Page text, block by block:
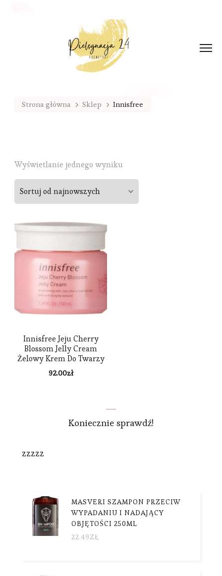
Strona główna Sklep Innisfree
Wyświetlanie jednego wyniku
Innisfree Jeju Cherry
Blossom Jelly Cream
Żelowy Krem Do Twarzy
50 ml
92.00zł
Koniecznie sprawdź!
zzzzz
MASVERI SZAMPON PRZECIW
WYPADANIU I NADAJĄCY
OBJĘTOŚCI 250ML
22.49ZŁ